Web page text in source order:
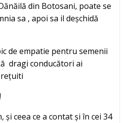
din Botosani, poate se
sa , apoi sa il deșchidă
de empatie pentru semenii
dragi conducători ai
și ceea ce a contat și în cei 34